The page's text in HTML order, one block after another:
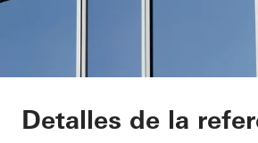
Detalles de la